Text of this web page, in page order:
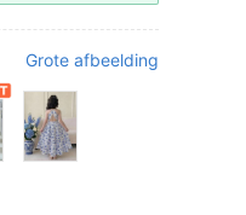
Grote afbeelding